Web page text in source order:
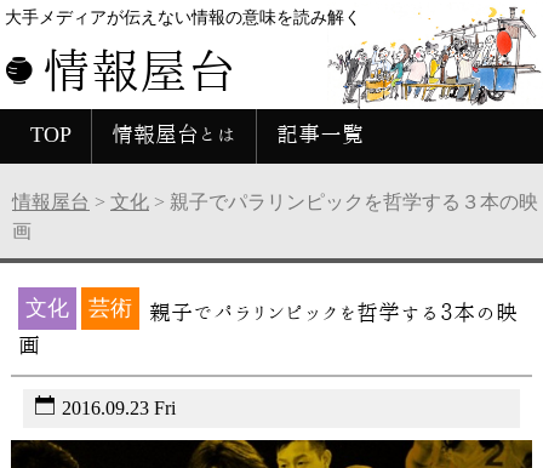
大手メディアが伝えない情報の意味を読み解く
情報屋台
TOP 情報屋台とは 記事一覧
情報屋台 > 文化 > 親子でパラリンピックを哲学する３本の映
画
文化 芸術
親子でパラリンピックを哲学する３本の映
画
2016.09.23 Fri